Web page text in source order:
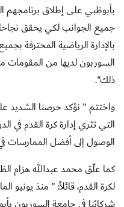
بأبوظبي على إطلاق برنامجهم
جميع الجوانب لكي يحقق نجاحا
بالإدارة الرياضية المحترفة
السوربون لديها من المقومات
ذلك".
واختتم " نؤكد حرصنا الشديد
التي تثري إدارة كرة القدم في
الوصول إلى أفضل الممارسات في
كما علّق محمد عبدالله هزام
لكرة القدم، قائلاً: " منذ